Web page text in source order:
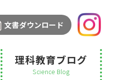
文書ダウンロード
理科教育ブログ
Science Blog